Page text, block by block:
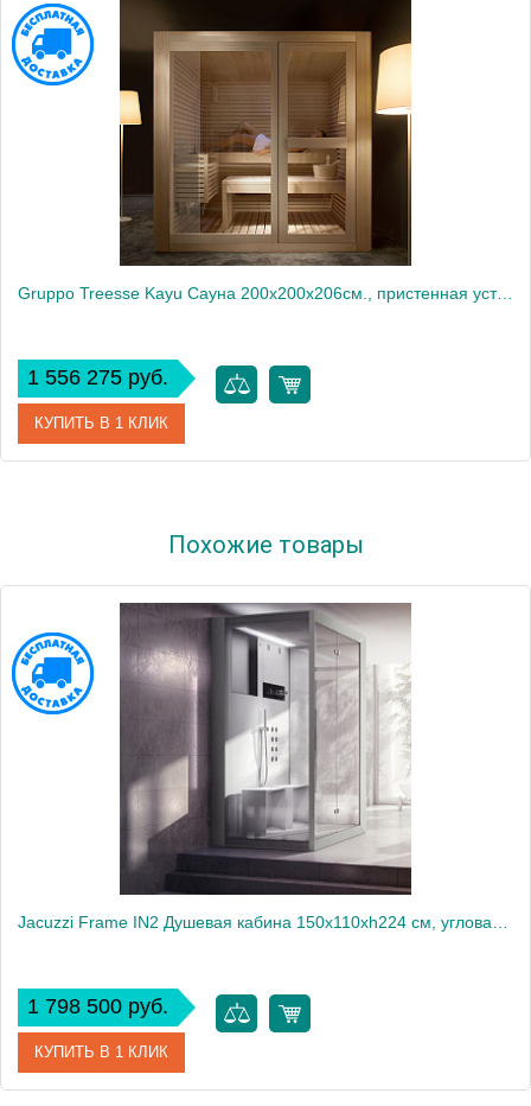
Gruppo Treesse Kayu Сауна 200х200х206cм., пристенная установка, дверь слева, открывание налево, отделка: Hemlock
1 556 275 руб.
КУПИТЬ В 1 КЛИК
Похожие товары
1 798 500 руб.
КУПИТЬ В 1 КЛИК